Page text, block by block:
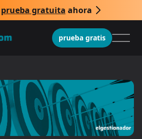
prueba gratuita ahora
prueba gratis